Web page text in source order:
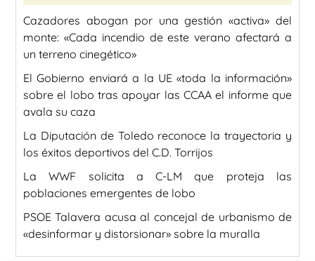
Cazadores abogan por una gestión «activa» del
monte: «Cada incendio de este verano afectará a
un terreno cinegético»
El Gobierno enviará a la UE «toda la información»
sobre el lobo tras apoyar las CCAA el informe que
avala su caza
La Diputación de Toledo reconoce la trayectoria y
los éxitos deportivos del C.D. Torrijos
La WWF solicita a C-LM que proteja las
poblaciones emergentes de lobo
PSOE Talavera acusa al concejal de urbanismo de
«desinformar y distorsionar» sobre la muralla